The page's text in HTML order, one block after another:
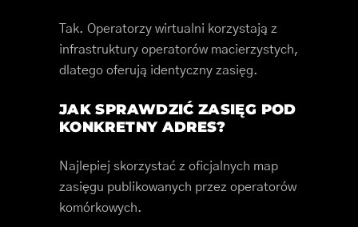
Tak. Operatorzy wirtualni korzystają z
infrastruktury operatorów macierzystych,
dlatego oferują identyczny zasięg.
JAK SPRAWDZIĆ ZASIĘG POD
KONKRETNY ADRES?
Najlepiej skorzystać z oficjalnych map
zasięgu publikowanych przez operatorów
komórkowych.